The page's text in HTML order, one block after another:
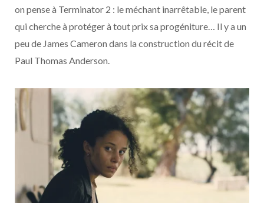
on pense à Terminator 2 : le méchant inarrêtable, le parent
qui cherche à protéger à tout prix sa progéniture… Il y a un
peu de James Cameron dans la construction du récit de
Paul Thomas Anderson.